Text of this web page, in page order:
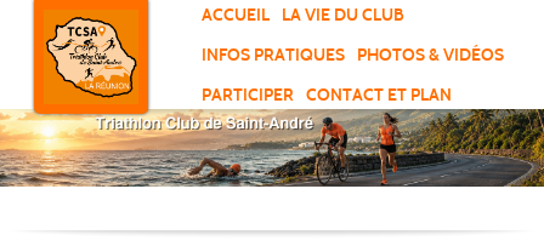
ACCUEIL
LA VIE DU CLUB
INFOS PRATIQUES
PHOTOS & VIDÉOS
PARTICIPER
CONTACT ET PLAN
Panneau de gestion des cookies